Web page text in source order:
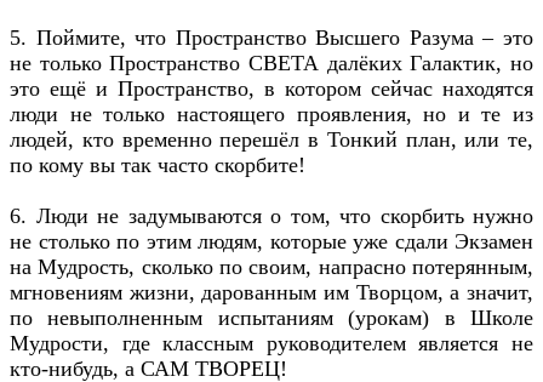
5. Поймите, что Пространство Высшего Разума – это
не только Пространство СВЕТА далёких Галактик, но
это ещё и Пространство, в котором сейчас находятся
люди не только настоящего проявления, но и те из
людей, кто временно перешёл в Тонкий план, или те,
по кому вы так часто скорбите!
6. Люди не задумываются о том, что скорбить нужно
не столько по этим людям, которые уже сдали Экзамен
на Мудрость, сколько по своим, напрасно потерянным,
мгновениям жизни, дарованным им Творцом, а значит,
по невыполненным испытаниям (урокам) в Школе
Мудрости, где классным руководителем является не
кто-нибудь, а САМ ТВОРЕЦ!